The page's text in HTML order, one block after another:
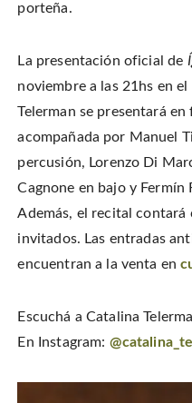
porteña.
La presentación oficial de
noviembre a las 21hs en
Telerman se presentará
acompañada por Manuel
percusión, Lorenzo Di
Cagnone en bajo y
Además, el recital contará
invitados. Las entradas
encuentran a la venta en
Escuchá a Catalina
En Instagram: